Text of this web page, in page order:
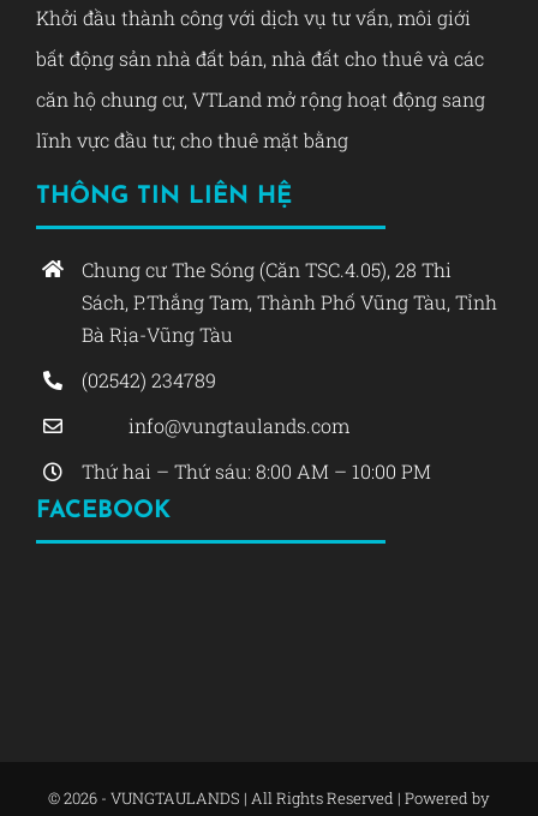
Khởi đầu thành công với dịch vụ tư vấn, môi giới
bất động sản nhà đất bán, nhà đất cho thuê và các
căn hộ chung cư, VTLand mở rộng hoạt động sang
lĩnh vực đầu tư; cho thuê mặt bằng
THÔNG TIN LIÊN HỆ
Chung cư The Sóng (Căn TSC.4.05), 28 Thi
Sách, P.Thắng Tam, Thành Phố Vũng Tàu, Tỉnh
Bà Rịa-Vũng Tàu
(02542) 234789
info@vungtaulands.com
Thứ hai – Thứ sáu: 8:00 AM – 10:00 PM
FACEBOOK
© 2026 - VUNGTAULANDS | All Rights Reserved | Powered by